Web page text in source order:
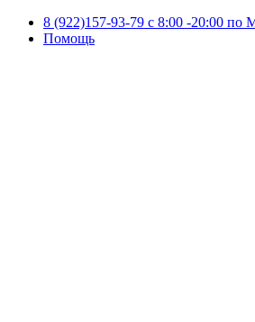
8 (922)157-93-79 c 8:00 -20:00 по
Помощь